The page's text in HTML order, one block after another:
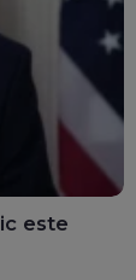
este